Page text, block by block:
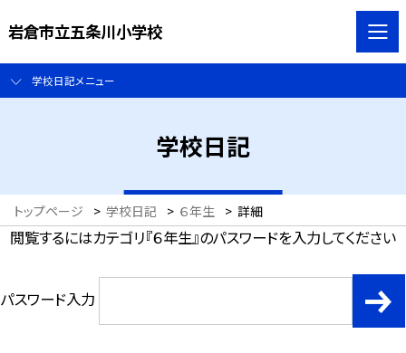
岩倉市立五条川小学校
学校日記メニュー
学校日記
トップページ > 学校日記 > ６年生 > 詳細
閲覧するにはカテゴリ『６年生』のパスワードを入力してください
パスワード入力